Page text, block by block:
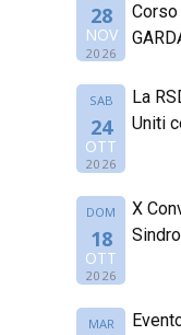
28
NOV
2026
Corso
SAB
24
OTT
2026
La
Uniti
DOM
18
OTT
2026
X
MAR